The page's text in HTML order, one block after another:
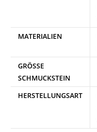
MATERIALIEN
GRÖSSE S
CHMUCKSTEIN
HERSTELLUNGSART